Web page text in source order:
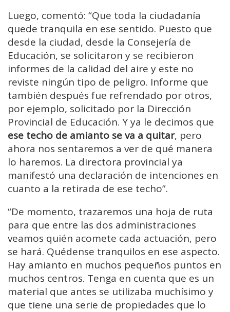
Luego, comentó: “Que toda la ciudadanía
quede tranquila en ese sentido. Puesto que
desde la ciudad, desde la Consejería de
Educación, se solicitaron y se recibieron
informes de la calidad del aire y este no
reviste ningún tipo de peligro. Informe que
también después fue refrendado por otros,
por ejemplo, solicitado por la Dirección
Provincial de Educación. Y ya le decimos que
ese techo de amianto se va a quitar, pero
ahora nos sentaremos a ver de qué manera
lo haremos. La directora provincial ya
manifestó una declaración de intenciones en
cuanto a la retirada de ese techo”.
“De momento, trazaremos una hoja de ruta
para que entre las dos administraciones
veamos quién acomete cada actuación, pero
se hará. Quédense tranquilos en ese aspecto.
Hay amianto en muchos pequeños puntos en
muchos centros. Tenga en cuenta que es un
material que antes se utilizaba muchísimo y
que tiene una serie de propiedades que lo